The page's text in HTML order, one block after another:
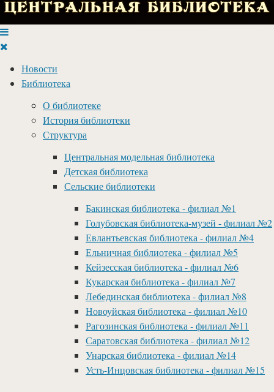
Новости
Библиотека
О библиотеке
История библиотеки
Структура
Центральная модельная библиотека
Детская библиотека
Сельские библиотеки
Бакинская библиотека - филиал №1
Голубовская библиотека-музей - филиал №2
Евлантьевская библиотека - филиал №4
Ельничная библиотека - филиал №5
Кейзесская библиотека - филиал №6
Кукарская библиотека - филиал №7
Лебединская библиотека - филиал №8
Новоуйская библиотека - филиал №10
Рагозинская библиотека - филиал №11
Саратовская библиотека - филиал №12
Унарская библиотека - филиал №14
Усть-Инцовская библиотека - филиал №15